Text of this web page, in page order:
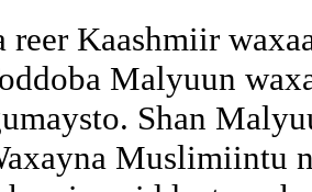
Kaashmiir
Malyuun
Shan
Muslimiintu